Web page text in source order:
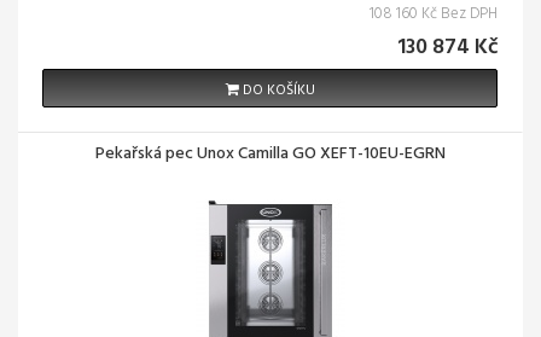
108 160 Kč Bez DPH
130 874 Kč
DO KOŠÍKU
Pekařská pec Unox Camilla GO XEFT-10EU-EGRN